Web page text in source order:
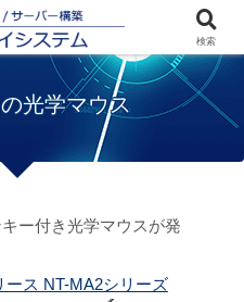
テンキー付きの光学マウ
光学マウス
ー付き光学マウスが発
ス NT-MA2シリーズ
検索